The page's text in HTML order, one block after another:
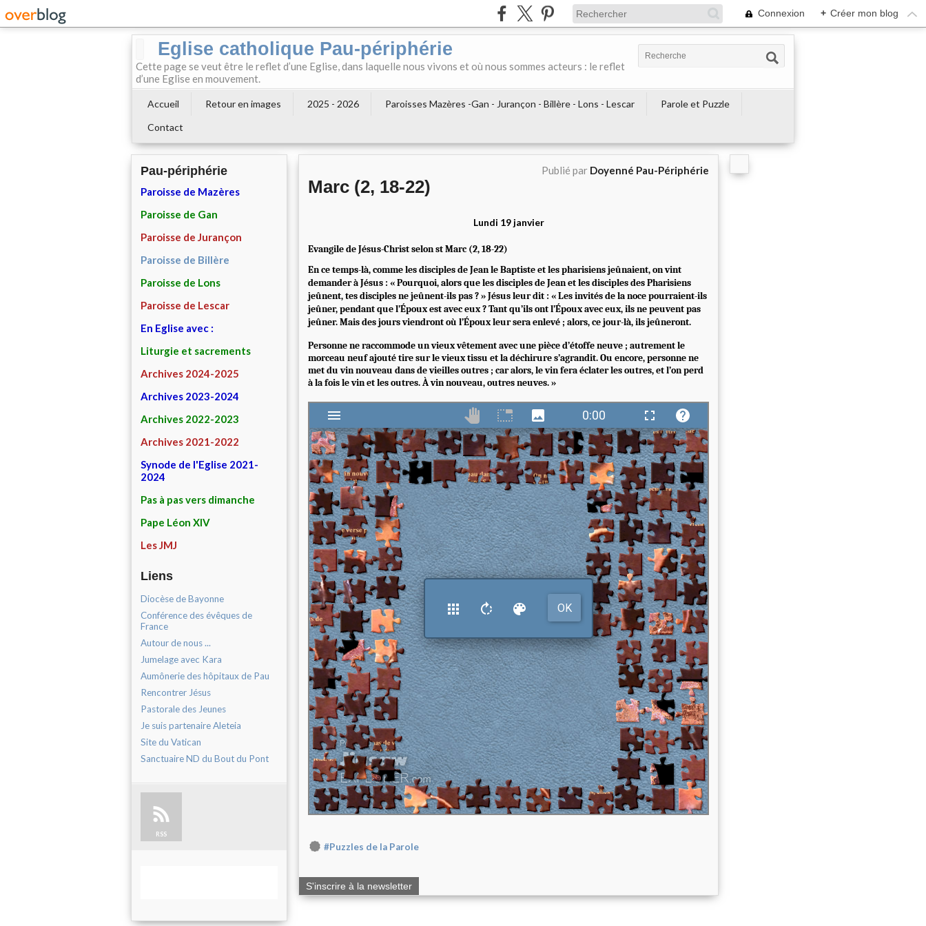
Connexion + Créer mon blog
Eglise catholique Pau-périphérie
Cette page se veut être le reflet d’une Eglise, dans laquelle nous vivons et où nous sommes acteurs : le reflet
d’une Eglise en mouvement.
Accueil Retour en images 2025 - 2026 Paroisses Mazères -Gan - Jurançon - Billère - Lons - Lescar
Parole et Puzzle
Contact
Pau-périphérie
Paroisse de Mazères
Paroisse de Gan
Paroisse de Jurançon
Paroisse de Billère
Paroisse de Lons
Paroisse de Lescar
En Eglise avec :
Liturgie et sacrements
Archives 2024-2025
Archives 2023-2024
Archives 2022-2023
Archives 2021-2022
Synode de l'Eglise 2021-
2024
Pas à pas vers dimanche
Pape Léon XIV
Les JMJ
Liens
Diocèse de Bayonne
Conférence des évêques de
France
Autour de nous ...
Jumelage avec Kara
Aumônerie des hôpitaux de Pau
Rencontrer Jésus
Pastorale des Jeunes
Je suis partenaire Aleteia
Site du Vatican
Sanctuaire ND du Bout du Pont
RSS
Publié par Doyenné Pau-Périphérie
Marc (2, 18-22)
Lundi 19 janvier
Evangile de Jésus-Christ selon st Marc (2, 18-22)
En ce temps-là, comme les disciples de Jean le Baptiste et les pharisiens jeûnaient, on vint
demander à Jésus : « Pourquoi, alors que les disciples de Jean et les disciples des Pharisiens
jeûnent, tes disciples ne jeûnent-ils pas ? » Jésus leur dit : « Les invités de la noce pourraient-ils
jeûner, pendant que l’Époux est avec eux ? Tant qu’ils ont l’Époux avec eux, ils ne peuvent pas
jeûner. Mais des jours viendront où l’Époux leur sera enlevé ; alors, ce jour-là, ils jeûneront.
Personne ne raccommode un vieux vêtement avec une pièce d’étoffe neuve ; autrement le
morceau neuf ajouté tire sur le vieux tissu et la déchirure s’agrandit. Ou encore, personne ne
met du vin nouveau dans de vieilles outres ; car alors, le vin fera éclater les outres, et l’on perd
à la fois le vin et les outres. À vin nouveau, outres neuves. »
#Puzzles de la Parole
S'inscrire à la newsletter